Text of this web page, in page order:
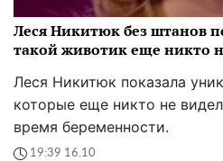
Леся Никитюк без штанов
такой животик еще никто
Леся Никитюк показала
которые еще никто не
время беременности.
19:39 16.10